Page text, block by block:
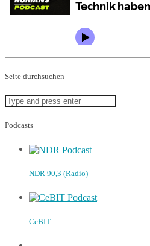
Seite durchsuchen
Podcasts
NDR 90,3 (Radio)
CeBIT